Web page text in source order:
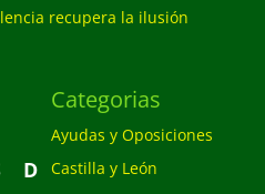
recupera la ilusión
D
Categorias
Ayudas y Oposiciones
Castilla y León